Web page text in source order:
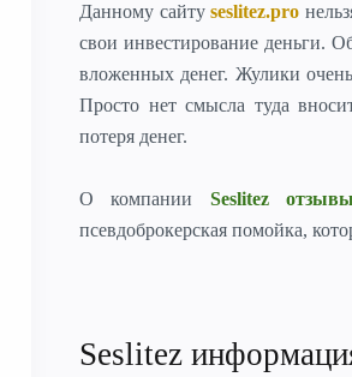
Данному сайтуseslitez.pro
свои инвестирование деньги.
вложенных денег. Жулики
Просто нет смысла туда
потеря денег.
О компании Seslitez
псевдоброкерская помойка,
Seslitez